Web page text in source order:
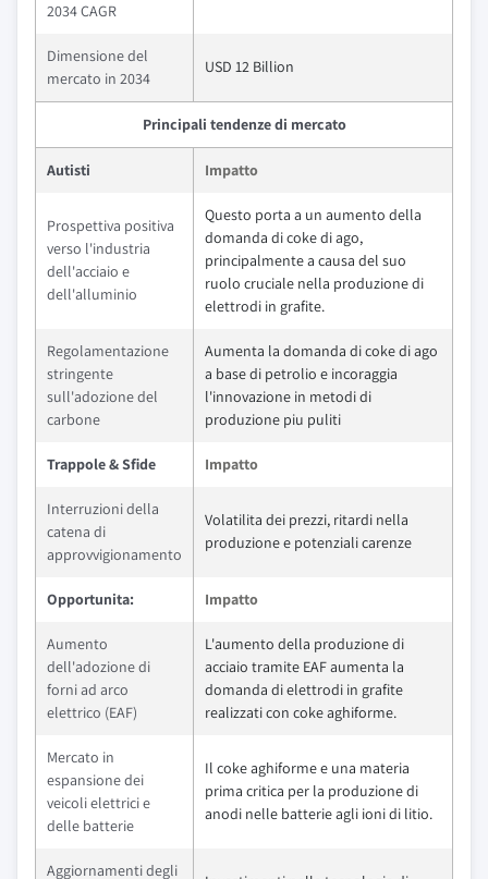
2034 CAGR
Dimensione del
mercato in 2034
USD 12 Billion
Principali tendenze di mercato
Autisti Impatto
Prospettiva positiva
verso l'industria
dell'acciaio e
dell'alluminio
Questo porta a un aumento della
domanda di coke di ago,
principalmente a causa del suo
ruolo cruciale nella produzione di
elettrodi in grafite.
Regolamentazione
stringente
sull'adozione del
carbone
Aumenta la domanda di coke di ago
a base di petrolio e incoraggia
l'innovazione in metodi di
produzione piu puliti
Trappole & Sfide Impatto
Interruzioni della
catena di
approvvigionamento
Volatilita dei prezzi, ritardi nella
produzione e potenziali carenze
Opportunita: Impatto
Aumento
dell'adozione di
forni ad arco
elettrico (EAF)
L'aumento della produzione di
acciaio tramite EAF aumenta la
domanda di elettrodi in grafite
realizzati con coke aghiforme.
Mercato in
espansione dei
veicoli elettrici e
delle batterie
Il coke aghiforme e una materia
prima critica per la produzione di
anodi nelle batterie agli ioni di litio.
Aggiornamenti degli